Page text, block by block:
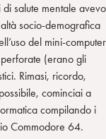
salute mentale avevo
socio-demografica
del mini-computer
(erano gli
Rimasi, ricordo,
cominciai a
compilando i
Commodore 64.